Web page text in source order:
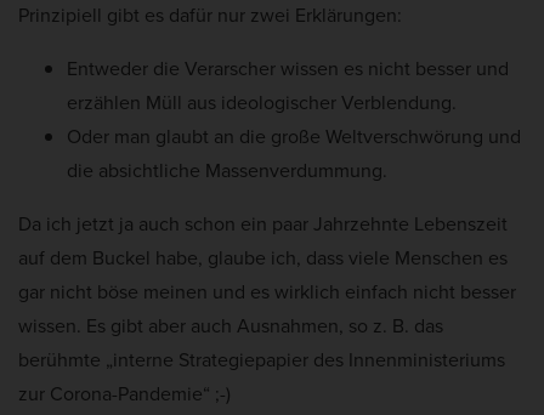
t
e
Prinzipiell gibt es dafür nur zwei Erklärungen:
Entweder die Verarscher wissen es nicht besser und
erzählen Müll aus ideologischer Verblendung.
Oder man glaubt an die große Weltverschwörung und
die absichtliche Massenverdummung.
Da ich jetzt ja auch schon ein paar Jahrzehnte Lebenszeit
auf dem Buckel habe, glaube ich, dass viele Menschen es
gar nicht böse meinen und es wirklich einfach nicht besser
wissen. Es gibt aber auch Ausnahmen, so z. B. das
berühmte „interne Strategiepapier des Innenministeriums
zur Corona-Pandemie“ ;-)
Statistik-Cookies erfassen Informationen anonym. Diese Informationen
helfen uns zu verstehen, wie unsere Besucher unsere Website nutzen.
Wenn wir wissen, welche Seiten beliebter sind, können wir unser Angebot
besser auf unsere Besucher abstimmen.
Cookie-Informationen anzeigen
Marketing (5)
Marketing-Cookies werden von Drittanbietern oder Publishern verwendet,
um personalisierte Werbung anzuzeigen. Sie tun dies, indem sie Besucher
Externe Medien (2)